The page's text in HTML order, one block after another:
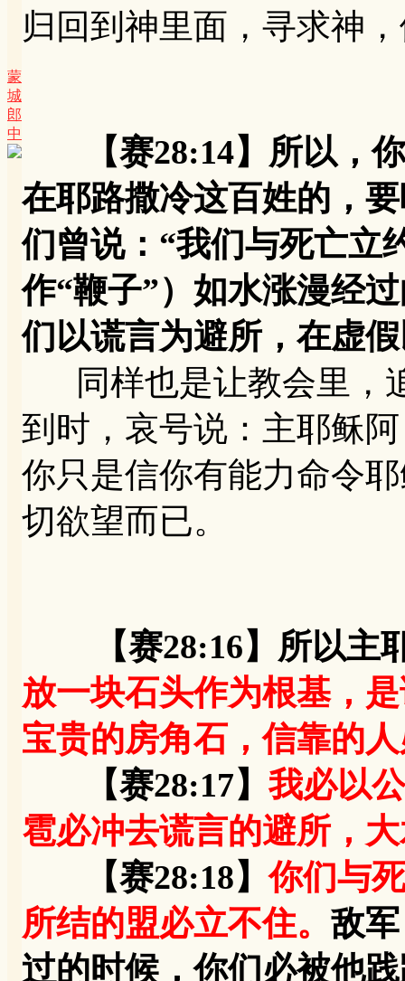
蒙
城
郎
中
归回到神里面，寻求神
【赛28:14】所以，
在耶路撒冷这百姓的，
们曾说：“我们与死亡立
作“鞭子”）如水涨漫经
们以谎言为避所，在虚
同样也是让教会里，
到时，哀号说：主耶稣
你只是信你有能力命令
切欲望而已。
【赛28:16】所以
放一块石头作为根基，
宝贵的房角石，信靠的
【赛28:17】 我必以
雹必冲去谎言的避所，
【赛28:18】你们与
所结的盟必立不住。 敌
过的时候，你们必被他